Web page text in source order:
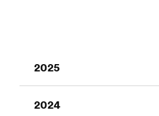
2025
Jahresumsatz 2024
2024